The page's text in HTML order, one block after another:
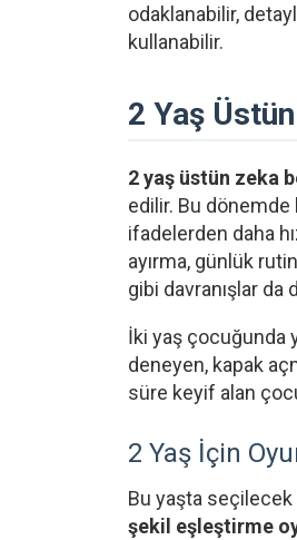
odaklanabilir,
kullanabilir.
2 Yaş
2 yaş üstün zeka
edilir. Bu dönemde
ifadelerden daha
ayırma, günlük
gibi davranışlar da
İki yaş çocuğunda
deneyen, kapak
süre keyif alan
2 Yaş İçin
Bu yaşta seçilecek
şekil eşleştirme